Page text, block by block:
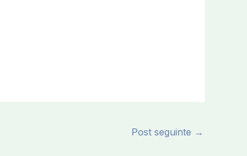
Post seguinte →